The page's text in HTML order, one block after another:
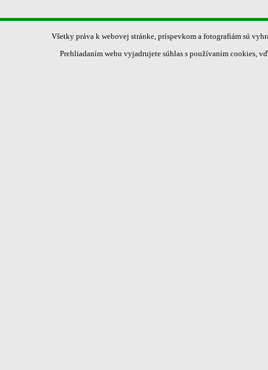
Všetky práva k webovej stránke, príspevkom a fotografiám sú
Prehliadaním webu vyjadrujete súhlas s používaním cookies,